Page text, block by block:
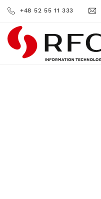
+48 52 55 11 333
RFC